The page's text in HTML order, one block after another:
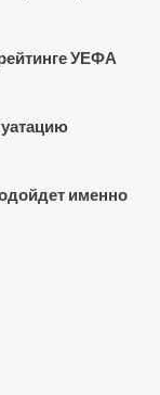
УЕФА
именно